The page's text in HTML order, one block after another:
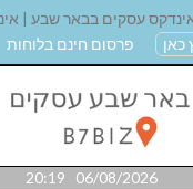
עסקים בבאר שבע |
כאן
פרסום חינם בלוחות
06/08/2026 20:19